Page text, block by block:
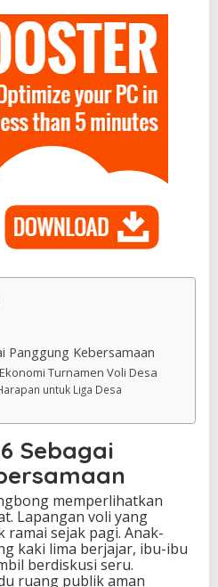
Panggung Kebersamaan
Turnamen Voli Desa
untuk Liga Desa
Sebagai
memperlihatkan
Lapangan voli yang
ramai sejak pagi. Anak-
kaki lima berjajar, ibu-ibu
berdiskusi seru.
ruang publik aman